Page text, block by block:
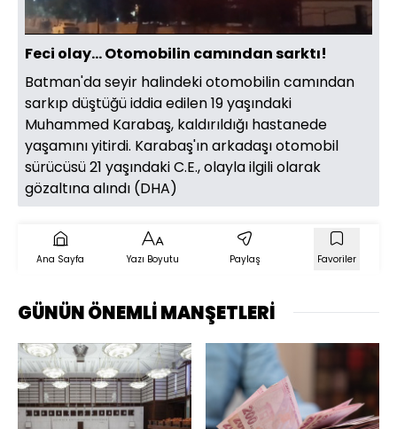
Sesi
Aç
Hızı
Feci olay... Otomobilin camından sarktı!
Batman'da seyir halindeki otomobilin camından
sarkıp düştüğü iddia edilen 19 yaşındaki
Muhammed Karabaş, kaldırıldığı hastanede
yaşamını yitirdi. Karabaş'ın arkadaşı otomobil
sürücüsü 21 yaşındaki C.E., olayla ilgili olarak
gözaltına alındı (DHA)
Ana Sayfa Yazı Boyutu Paylaş Favoriler
GÜNÜN ÖNEMLİ MANŞETLERİ